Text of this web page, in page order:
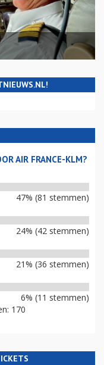
AIR FRANCE-KLM?
47% (81 stemmen)
24% (42 stemmen)
21% (36 stemmen)
6% (11 stemmen)
170